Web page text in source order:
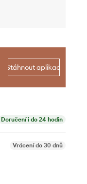
Stáhnout aplikaci
Doručení i do 24 hodin
Vrácení do 30 dnů